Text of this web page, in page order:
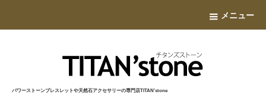
メニュー
パワーストーンブレスレットや天然石アクセサリーの専門店TITAN'stone